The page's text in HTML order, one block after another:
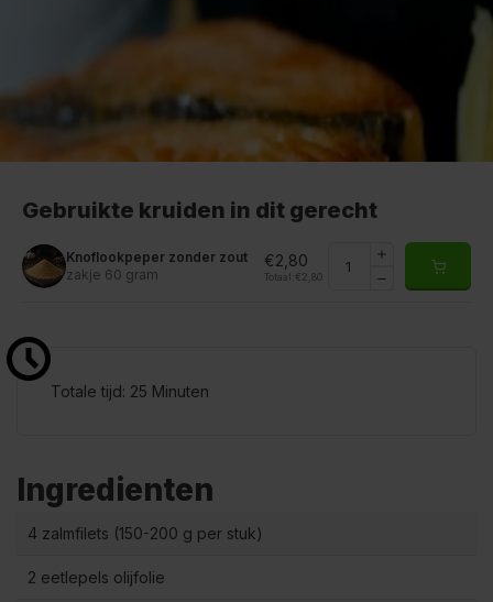
Gebruikte kruiden in dit gerecht
Knoflookpeper zonder zout
zakje 60 gram
€2,80
Totaal: €2,80
Ingredienten
4 zalmfilets (150-200 g per stuk)
2 eetlepels olijfolie
Totale tijd: 25 Minuten